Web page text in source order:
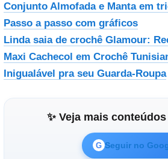
Conjunto Almofada e Manta em
Passo a passo com gráficos
Linda saia de crochê Glamour:
Maxi Cachecol em Crochê
Inigualável pra seu Guarda-Roupa
✨ Veja mais
G Seguir no